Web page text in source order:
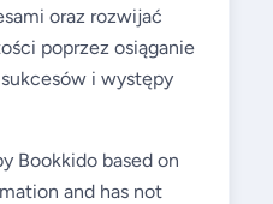
oraz rozwijać
poprzez osiąganie
i występy
Bookkido based on
and has not